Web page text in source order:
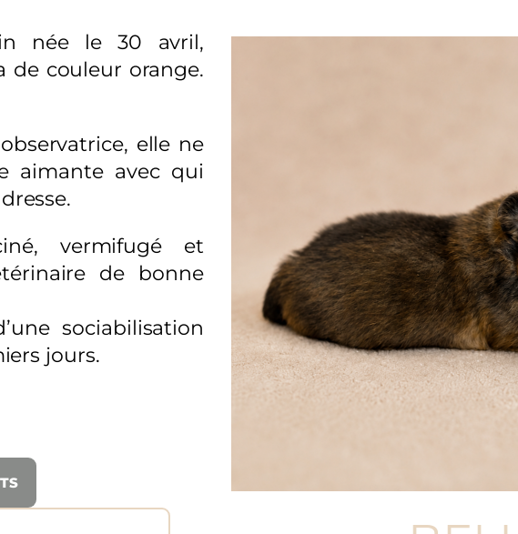
née le 30 avril,
de couleur orange.
elle ne
aimante avec qui
vermifugé et
de bonne
sociabilisation
jours.